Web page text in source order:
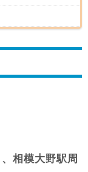
相模大野駅周